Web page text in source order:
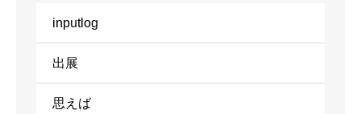
inputlog
出展
思えば